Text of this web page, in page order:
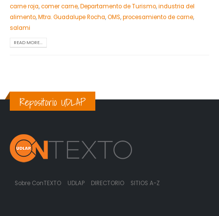
carne roja,comer carne,Departamento de Turismo,industria del
alimento,Mtra. Guadalupe Rocha,OMS,procesamiento de carne,
salami
READ MORE...
Repositorio UDLAP
Sobre ConTEXTO UDLAP DIRECTORIO SITIOS A-Z